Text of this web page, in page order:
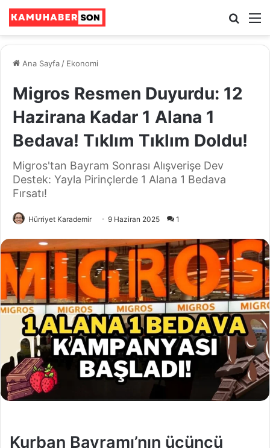
Ara
Ana Sayfa / Ekonomi
Migros Resmen Duyurdu: 12
Hazirana Kadar 1 Alana 1
Bedava! Tıklım Tıklım Doldu!
Migros'tan Bayram Sonrası Alışverişe Dev
Destek: Yayla Pirinçlerde 1 Alana 1 Bedava
Fırsatı!
Hürriyet Karademir 9 Haziran 2025 1
Kurban Bayramı’nın üçüncü